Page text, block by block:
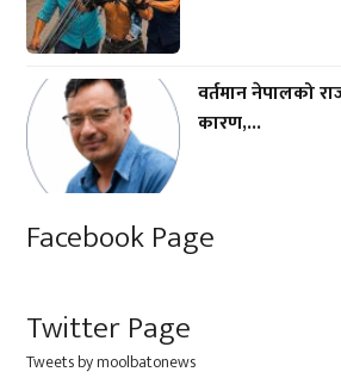
वर्तमान नेपालको
कारण,...
Facebook Page
Twitter Page
Tweets by moolbatonews